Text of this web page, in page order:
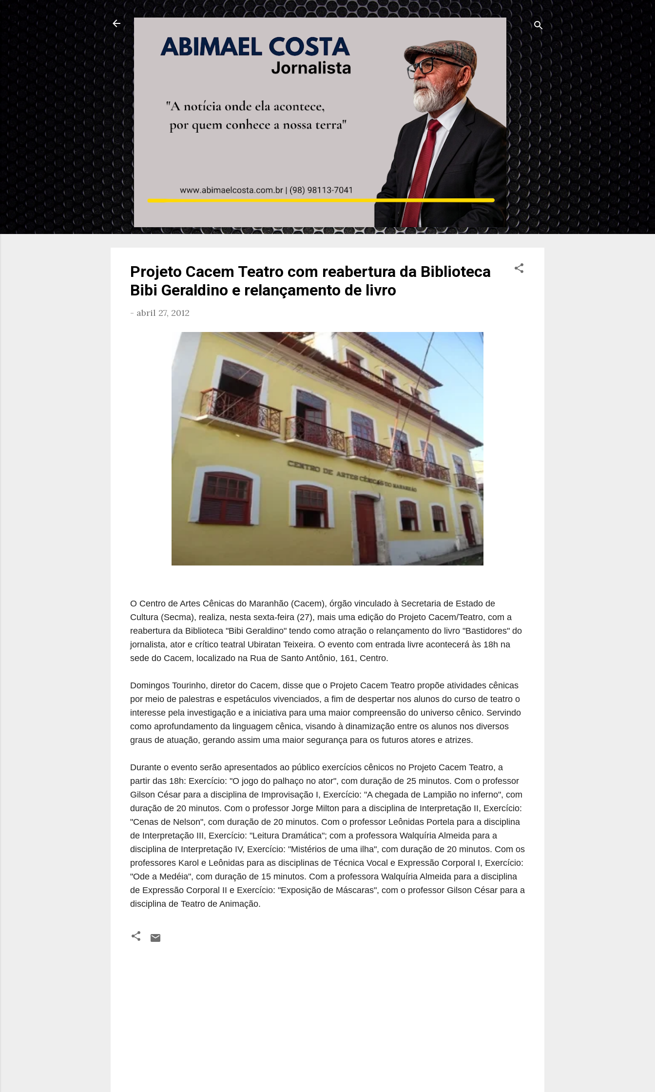
Pular para o conteúdo principal
Projeto Cacem Teatro com reabertura da Biblioteca
Bibi Geraldino e relançamento de livro
- abril 27, 2012
O Centro de Artes Cênicas do Maranhão (Cacem), órgão vinculado à Secretaria de Estado de
Cultura (Secma), realiza, nesta sexta-feira (27), mais uma edição do Projeto Cacem/Teatro, com a
reabertura da Biblioteca "Bibi Geraldino" tendo como atração o relançamento do livro "Bastidores" do
jornalista, ator e crítico teatral Ubiratan Teixeira. O evento com entrada livre acontecerá às 18h na
sede do Cacem, localizado na Rua de Santo Antônio, 161, Centro.
Domingos Tourinho, diretor do Cacem, disse que o Projeto Cacem Teatro propõe atividades cênicas
por meio de palestras e espetáculos vivenciados, a fim de despertar nos alunos do curso de teatro o
interesse pela investigação e a iniciativa para uma maior compreensão do universo cênico. Servindo
como aprofundamento da linguagem cênica, visando à dinamização entre os alunos nos diversos
graus de atuação, gerando assim uma maior segurança para os futuros atores e atrizes.
Durante o evento serão apresentados ao público exercícios cênicos no Projeto Cacem Teatro, a
partir das 18h: Exercício: "O jogo do palhaço no ator", com duração de 25 minutos. Com o professor
Gilson César para a disciplina de Improvisação I, Exercício: "A chegada de Lampião no inferno", com
duração de 20 minutos. Com o professor Jorge Milton para a disciplina de Interpretação II, Exercício:
"Cenas de Nelson", com duração de 20 minutos. Com o professor Leônidas Portela para a disciplina
de Interpretação III, Exercício: "Leitura Dramática"; com a professora Walquíria Almeida para a
disciplina de Interpretação IV, Exercício: "Mistérios de uma ilha", com duração de 20 minutos. Com os
professores Karol e Leônidas para as disciplinas de Técnica Vocal e Expressão Corporal I, Exercício:
"Ode a Medéia", com duração de 15 minutos. Com a professora Walquíria Almeida para a disciplina
de Expressão Corporal II e Exercício: "Exposição de Máscaras", com o professor Gilson César para a
disciplina de Teatro de Animação.